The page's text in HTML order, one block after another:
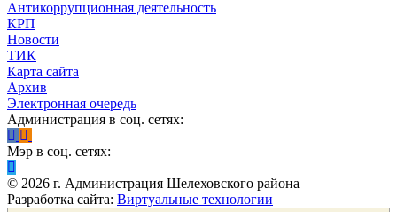
Антикоррупционная деятельность
КРП
Новости
ТИК
Карта сайта
Архив
Электронная очередь
Администрация в соц. сетях:
Мэр в соц. сетях:
© 2026 г. Администрация Шелеховского района
Разработка сайта: Виртуальные технологии